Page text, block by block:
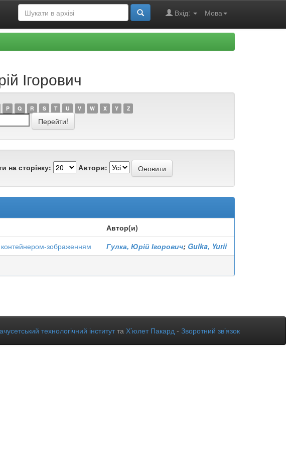
Мова
Вхід:
Ігорович
P Q R S T U V W X Y Z
на сторінку: Автори:
Автор(и)
контейнером-зображенням Гулка, Юрій Ігорович; Gulka, Yurii
технологічний інститутта Х’юлет Пакард - Зворотний зв’язок